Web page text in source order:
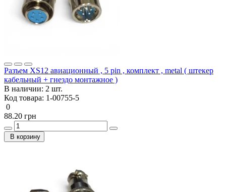
Разъем XS12 авиационный , 5 pin , комплект , metal ( штекер
кабельный + гнездо монтажное )
В наличии: 2 шт.
Код товара: 1-00755-5
0
88.20 грн
В корзину